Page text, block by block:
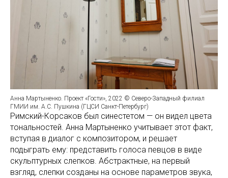
Анна Мартыненко. Проект «Гости», 2022 © Северо-Западный филиал
ГМИИ им. А.С. Пушкина (ГЦСИ Санкт-Петербург)
Римский-Корсаков был синестетом — он видел цвета
тональностей. Анна Мартыненко учитывает этот факт,
вступая в диалог с композитором, и решает
подыграть ему: представить голоса певцов в виде
скульптурных слепков. Абстрактные, на первый
взгляд, слепки созданы на основе параметров звука,